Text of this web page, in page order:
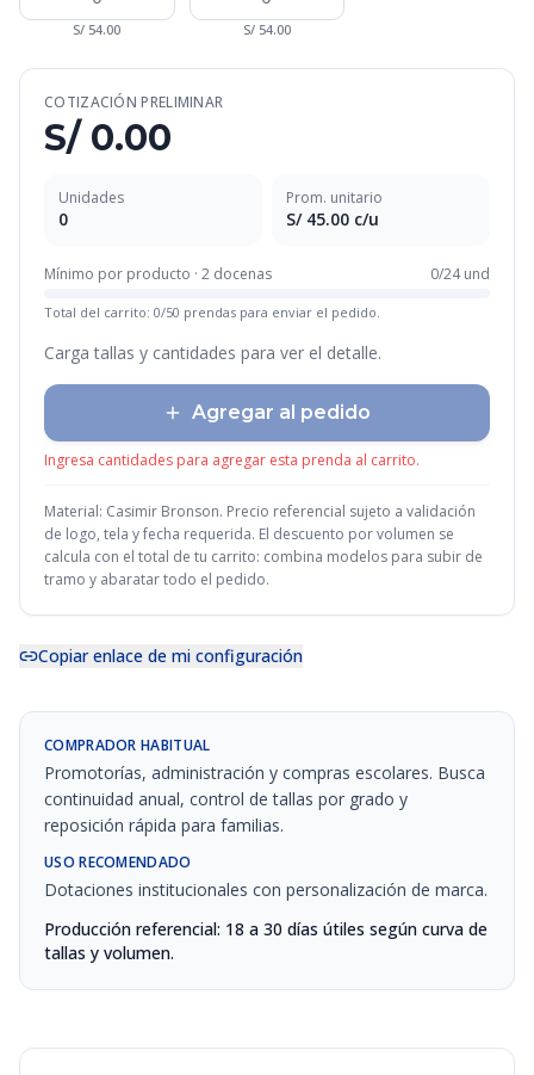
S/ 54.00 S/ 54.00
COTIZACIÓN PRELIMINAR
S/ 0.00
Unidades
0
Prom. unitario
S/ 45.00 c/u
Mínimo por producto · 2 docenas 0/24und
Total del carrito: 0/50 prendas para enviar el pedido.
Carga tallas y cantidades para ver el detalle.
Agregar al pedido
Ingresa cantidades para agregar esta prenda al carrito.
Material: Casimir Bronson. Precio referencial sujeto a validación
de logo, tela y fecha requerida. El descuento por volumen se
calcula con el total de tu carrito: combina modelos para subir de
tramo y abaratar todo el pedido.
Copiar enlace de mi configuración
COMPRADOR HABITUAL
Promotorías, administración y compras escolares. Busca
continuidad anual, control de tallas por grado y
reposición rápida para familias.
USO RECOMENDADO
Dotaciones institucionales con personalización de marca.
Producción referencial: 18 a 30 días útiles según curva de
tallas y volumen.